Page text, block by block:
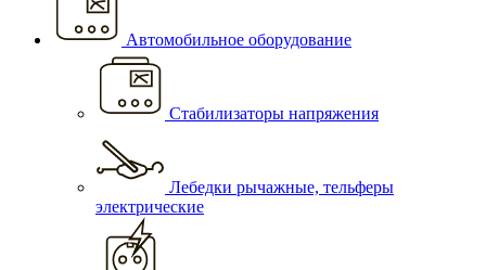
Автомобильное оборудование
Стабилизаторы напряжения
Лебедки рычажные, тельферы
электрические